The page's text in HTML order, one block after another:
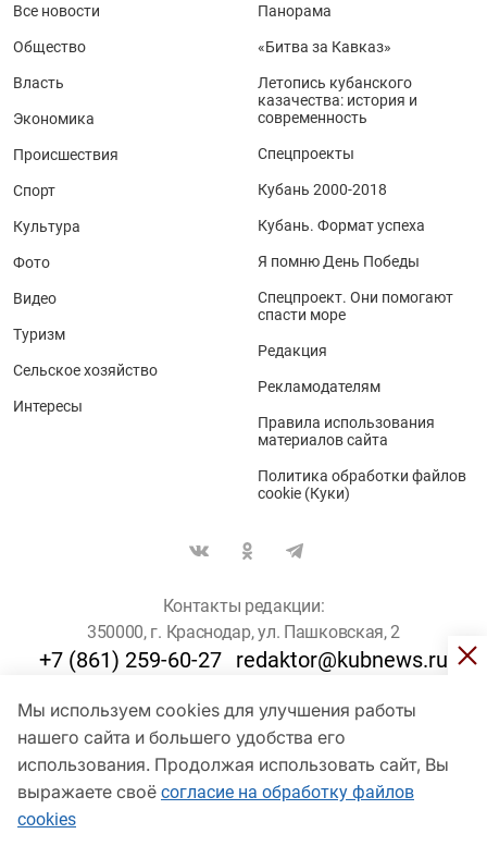
Мы используем cookies для улучшения работы
нашего сайта и большего удобства его
использования. Продолжая использовать сайт, Вы
выражаете своё согласие на обработку файлов
cookies
Все новости
Общество
Власть
Экономика
Происшествия
Спорт
Культура
Фото
Видео
Туризм
Сельское хозяйство
Интересы
Панорама
«Битва за Кавказ»
Летопись кубанского
казачества: история и
современность
Спецпроекты
Кубань 2000-2018
Кубань. Формат успеха
Я помню День Победы
Спецпроект. Они помогают
спасти море
Редакция
Рекламодателям
Правила использования
материалов сайта
Политика обработки файлов
cookie (Куки)
Контакты редакции:
350000, г. Краснодар, ул. Пашковская, 2
+7 (861) 259-60-27 redaktor@kubnews.ru
Для пользователей старше 16 лет
© Кубанские Новости, 2017
Сетевое издание «kubnews» зарегистрировано Федеральной
службой по надзору в сфере связи, информационных технологий
и массовых коммуникаций (Роскомнадзор). Регистрационный